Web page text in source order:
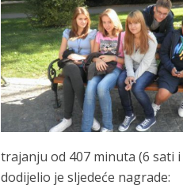
trajanju od 407 minuta (6 sati
dodijelio je sljedeće nagrade: